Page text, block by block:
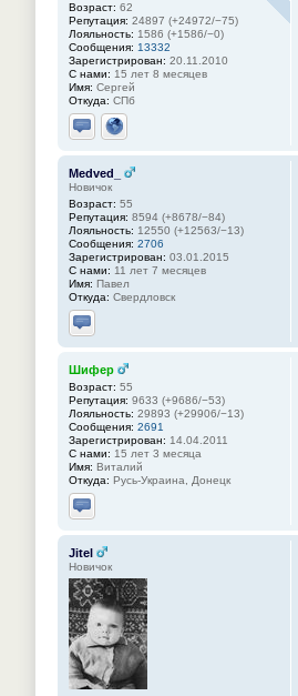
Возраст: 62
Репутация: 24897 (+24972/−75)
Лояльность: 1586 (+1586/−0)
Сообщения: 13332
Зарегистрирован: 20.11.2010
С нами: 15 лет 8 месяцев
Имя: Сергей
Откуда: СПб
Отправить личное сообщение
Сайт
Medved_
Новичок
Возраст: 55
Репутация: 8594 (+8678/−84)
Лояльность: 12550 (+12563/−13)
Сообщения: 2706
Зарегистрирован: 03.01.2015
С нами: 11 лет 7 месяцев
Имя: Павел
Откуда: Свердловск
Отправить личное сообщение
Шифер
Возраст: 55
Репутация: 9633 (+9686/−53)
Лояльность: 29893 (+29906/−13)
Сообщения: 2691
Зарегистрирован: 14.04.2011
С нами: 15 лет 3 месяца
Имя: Виталий
Откуда: Русь-Украина, Донецк
Отправить личное сообщение
Jitel
Новичок